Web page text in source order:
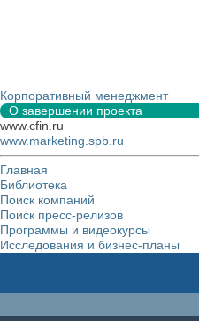
Корпоративный менеджмент
О завершении проекта
www.cfin.ru
www.marketing.spb.ru
Главная
Библиотека
Поиск компаний
Поиск пресс-релизов
Программы и видеокурсы
Исследования и бизнес-планы